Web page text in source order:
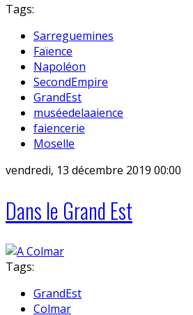
Tags:
Sarreguemines
Faïence
Napoléon
SecondEmpire
GrandEst
muséedelaaience
faiencerie
Moselle
vendredi, 13 décembre 2019 00:00
Dans le Grand Est
Tags:
GrandEst
Colmar